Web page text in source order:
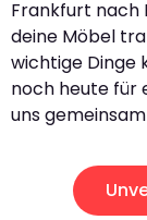
Frankfurt nach
deine Möbel
wichtige Dinge
noch heute für
uns